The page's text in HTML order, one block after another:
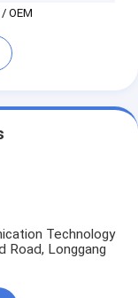
OEM
Technology
Road, Longgang